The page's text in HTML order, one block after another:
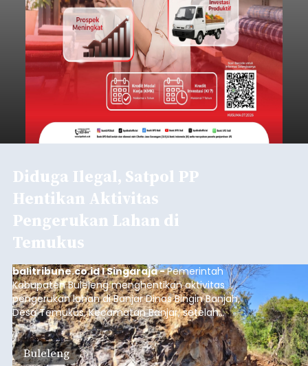
Diduga Ilegal, Satpol PP
Hentikan Aktivitas
Pengerukan Lahan di
Temukus
balitribune.co.id I Singaraja -Pemerintah
Kabupaten Buleleng menghentikan aktivitas
pengerukan lahan di Banjar Dinas Bingin Banjah,
Desa Temukus, Kecamatan Banjar, setelah
ditemukan indikasi kegiatan pengambilan
material yang tidak sesuai dengan peruntukan
kawasan.
Buleleng